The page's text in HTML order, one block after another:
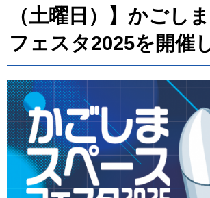
（土曜日）】かごし
フェスタ2025を開催